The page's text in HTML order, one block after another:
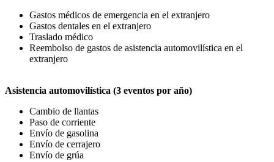
Gastos médicos de emergencia en el extranjero
Gastos dentales en el extranjero
Traslado médico
Reembolso de gastos de asistencia automovilística en el
extranjero
Asistencia automovilística (3 eventos por año)
Cambio de llantas
Paso de corriente
Envío de gasolina
Envío de cerrajero
Envío de grúa